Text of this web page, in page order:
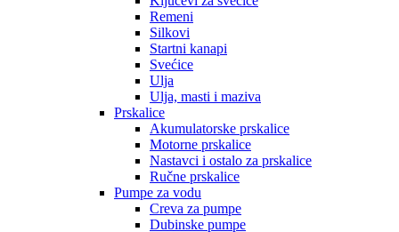
Remeni
Silkovi
Startni kanapi
Svećice
Ulja
Ulja, masti i maziva
Prskalice
Akumulatorske prskalice
Motorne prskalice
Nastavci i ostalo za prskalice
Ručne prskalice
Pumpe za vodu
Creva za pumpe
Dubinske pumpe